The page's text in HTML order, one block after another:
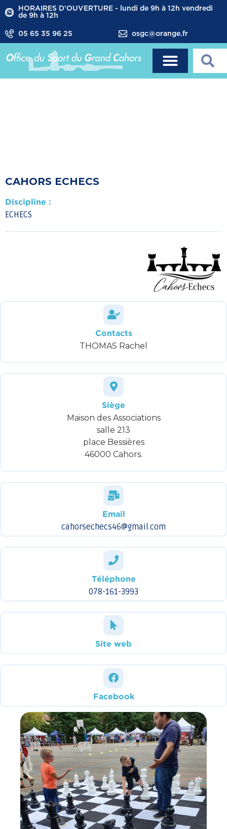
HORAIRES D'OUVERTURE - lundi de 9h à 12h vendredi
de 9h à 12h
05 65 35 96 25 osgc@orange.fr
CAHORS ECHECS
Discipline :
ECHECS
Contacts
THOMAS Rachel
Siège
Maison des Associations
salle 213
place Bessières
46000 Cahors.
Email
cahorsechecs46@gmail.com
Téléphone
078-161-3993
Site web
Facebook